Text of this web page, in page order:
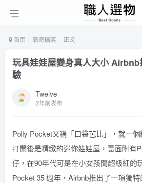
首页 新奇搞笑 正文
玩具娃娃屋變身真人大小
驗
Twelve
2年前发布
Polly Pocket又稱「口袋芭比」，就一個
打開後是精緻的迷你娃娃屋，裏面附有
仔，在90年代可是在小女孩間超級紅的
Pocket 35 週年，Airbnb推出了一項獨